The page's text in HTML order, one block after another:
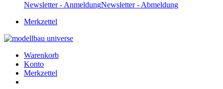
Newsletter - AnmeldungNewsletter - Abmeldung
Merkzettel
Warenkorb
Konto
Merkzettel